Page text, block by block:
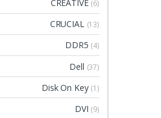
CREATIVE (6)
CRUCIAL (13)
DDR5 (4)
Dell (37)
Disk On Key (1)
DVI (9)